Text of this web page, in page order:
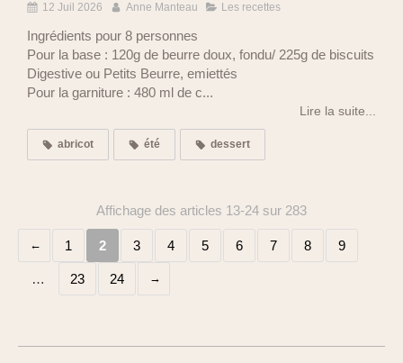
12 Juil 2026 Anne Manteau Les recettes
Ingrédients pour 8 personnes
Pour la base : 120g de beurre doux, fondu/ 225g de biscuits
Digestive ou Petits Beurre, emiettés
Pour la garniture : 480 ml de c...
Lire la suite...
abricot été dessert
Affichage des articles 13-24 sur 283
1 2 3 4 5 6 7 8 9
… 23 24